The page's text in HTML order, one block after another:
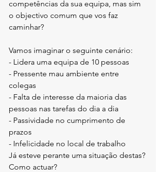
competências da sua equipa, mas sim
o objectivo comum que vos faz
caminhar?
Vamos imaginar o seguinte cenário:
- Lidera uma equipa de 10 pessoas
- Pressente mau ambiente entre
colegas
- Falta de interesse da maioria das
pessoas nas tarefas do dia a dia
- Passividade no cumprimento de
prazos
- Infelicidade no local de trabalho
Já esteve perante uma situação destas?
Como actuar?